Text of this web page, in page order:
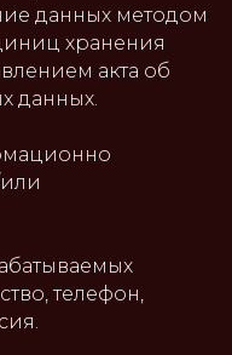
данных методом
хранения
акта об
данных.
телефон,